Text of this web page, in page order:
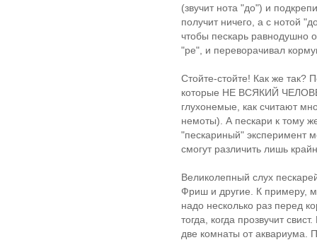
(звучит нота "до") и
получит ничего, а с нотой
чтобы пескарь равнодушно
"ре", и переворачивал
Стойте-стойте! Как же так?
которые НЕ ВСЯКИЙ
глухонемые, как считают
немоты). А пескари к тому
"пескариный" эксперимент
смогут различить лишь
Великолепный слух
Фриш и другие. К примеру,
надо несколько раз перед
тогда, когда прозвучит
две комнаты от аквариума.